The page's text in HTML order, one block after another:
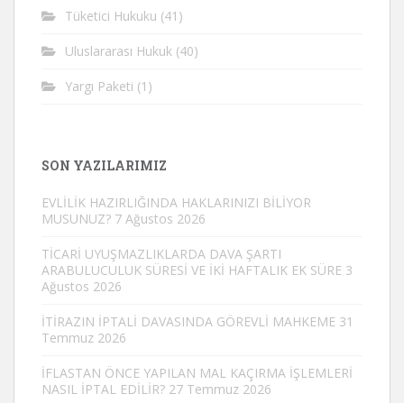
Tüketici Hukuku (41)
Uluslararası Hukuk (40)
Yargı Paketi (1)
SON YAZILARIMIZ
EVLİLİK HAZIRLIĞINDA HAKLARINIZI BİLİYOR
MUSUNUZ? 7 Ağustos 2026
TİCARİ UYUŞMAZLIKLARDA DAVA ŞARTI
ARABULUCULUK SÜRESİ VE İKİ HAFTALIK EK SÜRE 3
Ağustos 2026
İTİRAZIN İPTALİ DAVASINDA GÖREVLİ MAHKEME 31
Temmuz 2026
İFLASTAN ÖNCE YAPILAN MAL KAÇIRMA İŞLEMLERİ
NASIL İPTAL EDİLİR? 27 Temmuz 2026